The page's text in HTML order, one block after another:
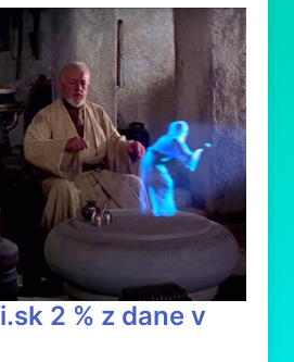
2 % z dane v